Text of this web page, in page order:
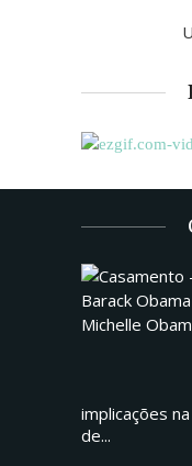
implicações
de...